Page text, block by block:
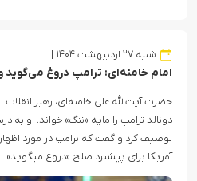
شنبه ۲۷ اردیبهشت ۱۴۰۴
امام خامنه‌ای: ترامپ دروغ
حضرت آیت‌الله علی خامنه‌ای، رهبر انقلاب
دونالد ترامپ را مایه «ننگ» خواند. او به
توصیف کرد و گفت که ترامپ در مورد
آمریکا برای پیشبرد صلح «دروغ میگوید».